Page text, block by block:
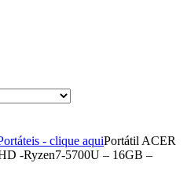
- clique aquiPortátil ACER
-Ryzen7-5700U – 16GB –